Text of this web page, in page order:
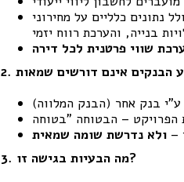
כלליים על מחירוני
שווי פרטנית לכל דירה
– ולא נדרשת שומה שמאית
3. מה הבעיות בגישה זו?